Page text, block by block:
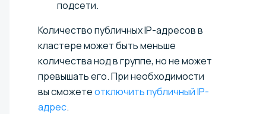
подсети.
Количество публичных IP-адресов в
кластере может быть меньше
количества нод в группе, но не может
превышать его. При необходимости
вы сможетеотключить публичный IP-
адрес.